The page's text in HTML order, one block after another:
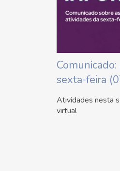
sexta-feira
Atividades nesta
virtual